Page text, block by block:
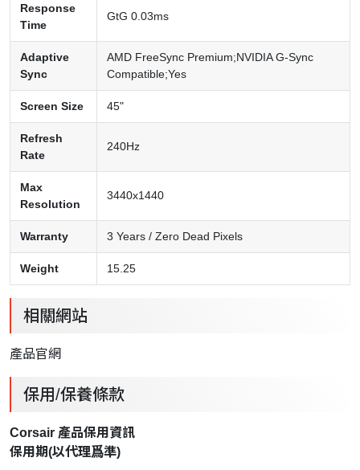
Response
Time
GtG 0.03ms
Adaptive
Sync
AMD FreeSync Premium;NVIDIA G-Sync
Compatible;Yes
Screen Size 45"
Refresh
Rate
240Hz
Max
Resolution
3440x1440
Warranty 3 Years / Zero Dead Pixels
Weight 15.25
相關網站
產品官網
保用/保養條款
Corsair 產品保用資訊
保用期(以代理爲準)